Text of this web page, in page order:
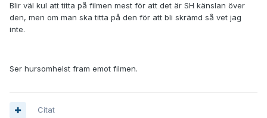
Blir väl kul att titta på filmen mest för att det är SH känslan över
den, men om man ska titta på den för att bli skrämd så vet jag
inte.
Ser hursomhelst fram emot filmen.
Citat